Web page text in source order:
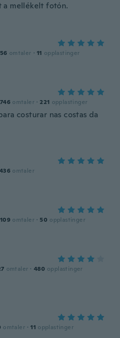
a mellékelt fotón.
56 omtaler · 11 opplastinger
746 omtaler · 221 opplastinger
costurar nas costas da
436 omtaler
109 omtaler · 50 opplastinger
omtaler · 480 opplastinger
omtaler · 11 opplastinger